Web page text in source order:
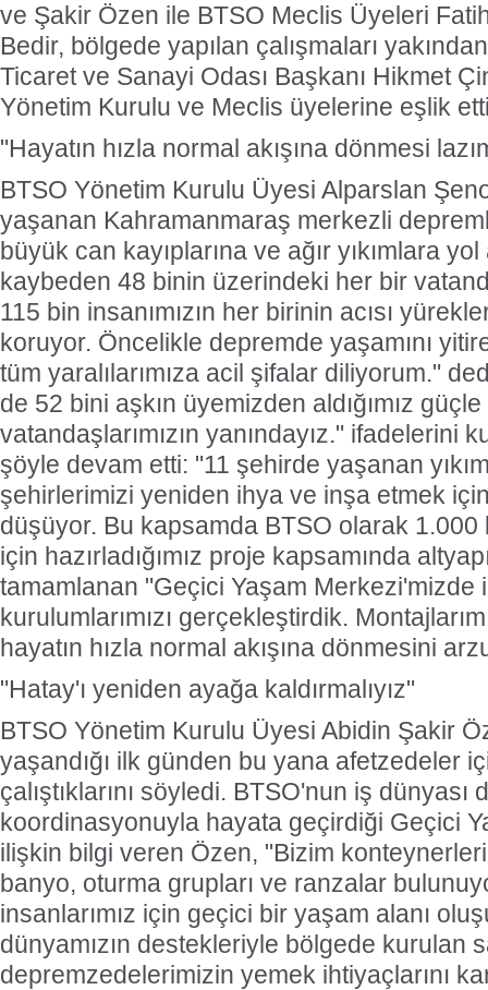
ve Şakir Özen ile BTSO Meclis Üyeleri
Bedir, bölgede yapılan çalışmaları
Ticaret ve Sanayi Odası Başkanı Hikmet
Yönetim Kurulu ve Meclis üyelerine eşlik
"Hayatın hızla normal akışına dönmesi
BTSO Yönetim Kurulu Üyesi Alparslan
yaşanan Kahramanmaraş merkezli
büyük can kayıplarına ve ağır yıkımlara yol
kaybeden 48 binin üzerindeki her bir
115 bin insanımızın her birinin acısı
koruyor. Öncelikle depremde yaşamını
tüm yaralılarımıza acil şifalar diliyorum."
de 52 bini aşkın üyemizden aldığımız
vatandaşlarımızın yanındayız." ifadelerini
şöyle devam etti: "11 şehirde yaşanan
şehirlerimizi yeniden ihya ve inşa etmek
düşüyor. Bu kapsamda BTSO olarak
için hazırladığımız proje kapsamında
tamamlanan "Geçici Yaşam Merkezi'mizde
kurulumlarımızı gerçekleştirdik.
hayatın hızla normal akışına dönmesini
"Hatay'ı yeniden ayağa kaldırmalıyız"
BTSO Yönetim Kurulu Üyesi Abidin Şakir
yaşandığı ilk günden bu yana afetzedeler
çalıştıklarını söyledi. BTSO'nun iş
koordinasyonuyla hayata geçirdiği Geçici
ilişkin bilgi veren Özen, "Bizim
banyo, oturma grupları ve ranzalar
insanlarımız için geçici bir yaşam alanı
dünyamızın destekleriyle bölgede kurulan
depremzedelerimizin yemek ihtiyaçlarını